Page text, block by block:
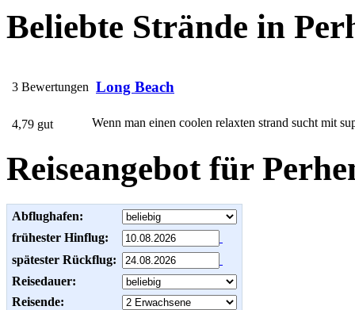
Beliebte Strände in
3 Bewertungen Long Beach
Wenn man einen coolen relaxten strand sucht mit
4,79 gut
Reiseangebot für
Abflughafen:
frühester Hinflug:
spätester Rückflug:
Reisedauer:
Reisende: